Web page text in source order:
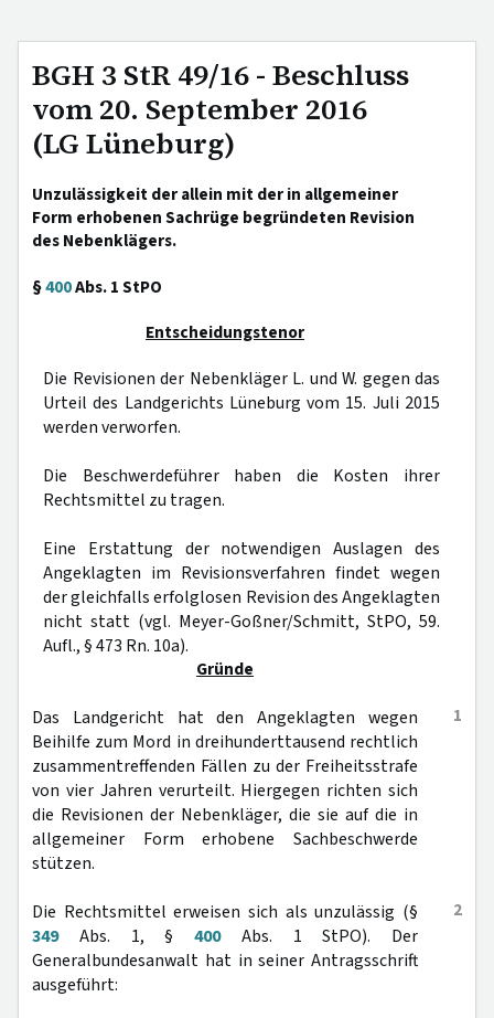
BGH 3 StR 49/16 - Beschluss
vom 20. September 2016
(LG Lüneburg)
Unzulässigkeit der allein mit der in allgemeiner
Form erhobenen Sachrüge begründeten Revision
des Nebenklägers.
§400Abs. 1 StPO
Entscheidungstenor
Die Revisionen der Nebenkläger L. und W. gegen das
Urteil des Landgerichts Lüneburg vom 15. Juli 2015
werden verworfen.
Die Beschwerdeführer haben die Kosten ihrer
Rechtsmittel zu tragen.
Eine Erstattung der notwendigen Auslagen des
Angeklagten im Revisionsverfahren findet wegen
der gleichfalls erfolglosen Revision des Angeklagten
nicht statt (vgl. Meyer-Goßner/Schmitt, StPO, 59.
Aufl., § 473 Rn. 10a).
Gründe
1
Das Landgericht hat den Angeklagten wegen
Beihilfe zum Mord in dreihunderttausend rechtlich
zusammentreffenden Fällen zu der Freiheitsstrafe
von vier Jahren verurteilt. Hiergegen richten sich
die Revisionen der Nebenkläger, die sie auf die in
allgemeiner Form erhobene Sachbeschwerde
stützen.
2
Die Rechtsmittel erweisen sich als unzulässig (§
349Abs. 1, § 400Abs. 1 StPO). Der
Generalbundesanwalt hat in seiner Antragsschrift
ausgeführt: